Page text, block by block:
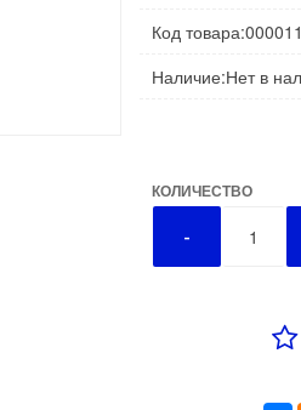
Код
Наличие:Нет в
КОЛИЧЕСТВО
-